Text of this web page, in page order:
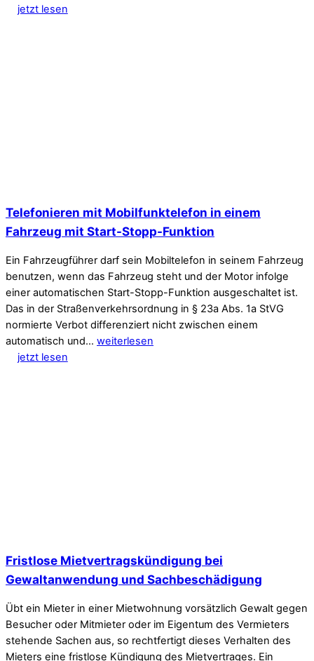
jetzt lesen
Telefonieren mit Mobilfunktelefon in einem
Fahrzeug mit Start-Stopp-Funktion
Ein Fahrzeugführer darf sein Mobiltelefon in seinem Fahrzeug
benutzen, wenn das Fahrzeug steht und der Motor infolge
einer automatischen Start-Stopp-Funktion ausgeschaltet ist.
Das in der Straßenverkehrsordnung in § 23a Abs. 1a StVG
normierte Verbot differenziert nicht zwischen einem
automatisch und… weiterlesen
jetzt lesen
Fristlose Mietvertragskündigung bei
Gewaltanwendung und Sachbeschädigung
Übt ein Mieter in einer Mietwohnung vorsätzlich Gewalt gegen
Besucher oder Mitmieter oder im Eigentum des Vermieters
stehende Sachen aus, so rechtfertigt dieses Verhalten des
Mieters eine fristlose Kündigung des Mietvertrages. Ein